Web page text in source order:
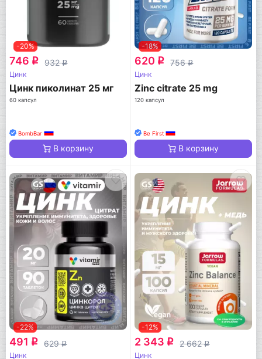
-20%
746 q 932q
Цинк
Цинк пиколинат 25 мг
60 капсул
BombBar
В корзину
-18%
620 q 756q
Цинк
Zinc citrate 25 mg
120 капсул
Be First
В корзину
-22%
491 q 629q
Цинк
-12%
2 343 q 2 662q
Цинк